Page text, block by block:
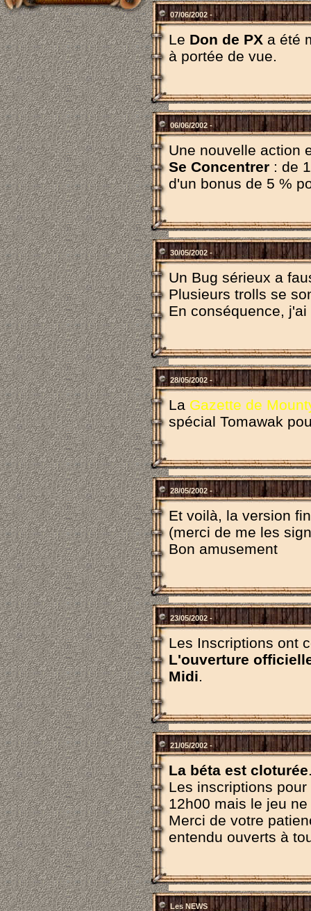
07/06/2002 -
Le Don de PX a été
à portée de vue.
06/06/2002 -
Une nouvelle action
Se Concentrer : de
d'un bonus de 5 %
30/05/2002 -
Un Bug sérieux a
Plusieurs trolls se
En conséquence,
28/05/2002 -
La Gazette de
spécial Tomawak
28/05/2002 -
Et voilà, la version
(merci de me les
Bon amusement
23/05/2002 -
Les Inscriptions ont
L'ouverture
Midi.
21/05/2002 -
La béta est cloturée
Les inscriptions
12h00 mais le jeu
Merci de votre
entendu ouverts à
Les NEWS